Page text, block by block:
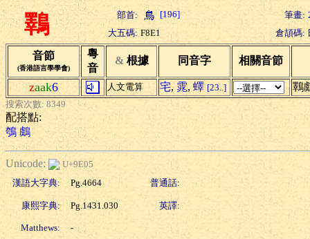
鸅 部首: [196] 筆畫:
大五碼: F8E1 倉頡碼:
音節
(香港語言學學會)
粵
音
& 根據 同音字 相關音節
zaak6 人文電算 宅, 雿, 蠌 [23..] 鸅
搜索次數: 8349
配搭點:
鴮 鸆
Unicode:
U+9E05
漢語大字典:
Pg.4664 普通話:
康熙字典: Pg.1431.030 英譯:
Matthews: -